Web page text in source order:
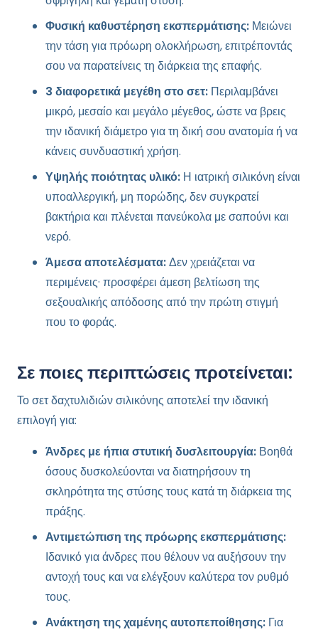
Φυσική καθυστέρηση εκσπερμάτισης: Μειώνει
την τάση για πρόωρη ολοκλήρωση, επιτρέποντάς
σου να παρατείνεις τη διάρκεια της επαφής.
3 διαφορετικά μεγέθη στο σετ: Περιλαμβάνει
μικρό, μεσαίο και μεγάλο μέγεθος, ώστε να βρεις
την ιδανική διάμετρο για τη δική σου ανατομία ή να
κάνεις συνδυαστική χρήση.
Υψηλής ποιότητας υλικό: Η ιατρική σιλικόνη είναι
υποαλλεργική, μη πορώδης, δεν συγκρατεί
βακτήρια και πλένεται πανεύκολα με σαπούνι και
νερό.
Άμεσα αποτελέσματα:Δεν χρειάζεται να
περιμένεις· προσφέρει άμεση βελτίωση της
σεξουαλικής απόδοσης από την πρώτη στιγμή
που το φοράς.
Σε ποιες περιπτώσεις προτείνεται:
Το σετ δαχτυλιδιών σιλικόνης αποτελεί την ιδανική
επιλογή για:
Άνδρες με ήπια στυτική δυσλειτουργία: Βοηθά
όσους δυσκολεύονται να διατηρήσουν τη
σκληρότητα της στύσης τους κατά τη διάρκεια της
πράξης.
Αντιμετώπιση της πρόωρης εκσπερμάτισης:
Ιδανικό για άνδρες που θέλουν να αυξήσουν την
αντοχή τους και να ελέγξουν καλύτερα τον ρυθμό
τους.
Ανάκτηση της χαμένης αυτοπεποίθησης: Για